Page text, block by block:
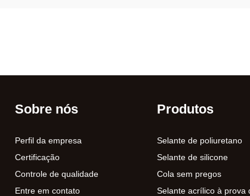
Sobre nós
Perfil da empresa
Certificação
Controle de qualidade
Entre em contato
Produtos
Selante de poliuretano
Selante de silicone
Cola sem pregos
Selante acrílico à prova